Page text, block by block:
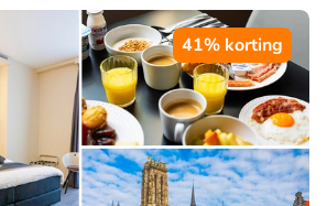
41% korting